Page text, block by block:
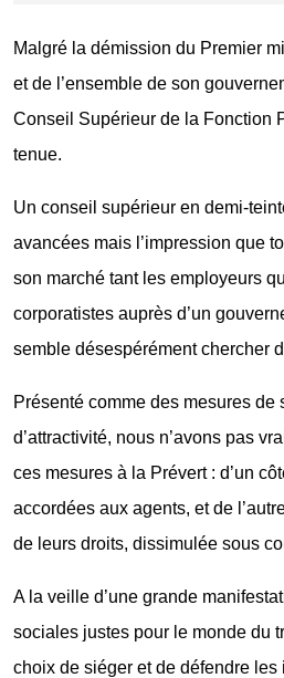
Malgré la démission du Premier
et de l’ensemble de son
Conseil Supérieur de la Fonction
tenue.
Un conseil supérieur en demi-
avancées mais l’impression que
son marché tant les employeurs
corporatistes auprès d’un
semble désespérément chercher
Présenté comme des mesures de
d’attractivité, nous n’avons pas
ces mesures à la Prévert : d’un
accordées aux agents, et de
de leurs droits, dissimulée sous
A la veille d’une grande
sociales justes pour le monde du
choix de siéger et de défendre les